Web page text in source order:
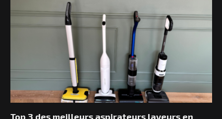
Top 3 des meilleurs aspirateurs laveurs en